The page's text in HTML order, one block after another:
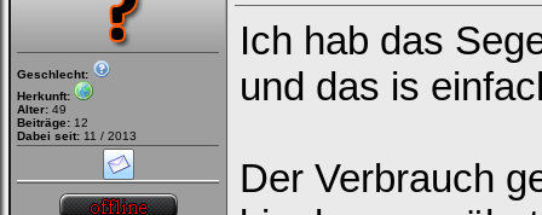
Passwort:
Bei jedem Besuch
Onlinestatus verstecken.
Geschlecht:
Herkunft:
Alter: 49
Beiträge: 12
Dabei seit: 11 / 2013
Ich hab das
und das is
Der Verbrauch